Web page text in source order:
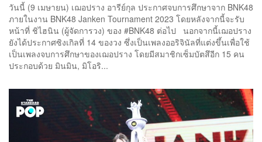
วันนี้ (9 เมษายน) เฌอปราง อารีย์กุล ประกาศจบการศึกษาจาก BNK48
ภายในงาน BNK48 Janken Tournament 2023 โดยหลังจากนี้จะรับ
หน้าที่ ชิไฮนิน (ผู้จัดการวง) ของ #BNK48 ต่อไป นอกจากนี้เฌอปราง
ยังได้ประกาศซิงเกิลที่ 14 ของวง ซึ่งเป็นเพลงออริจินัลที่แต่งขึ้นเพื่อใช้
เป็นเพลงจบการศึกษาของเฌอปราง โดยมีสมาชิกเซ็มบัตสึอีก 15 คน
ประกอบด้วย มินมิน, มิโอริ...